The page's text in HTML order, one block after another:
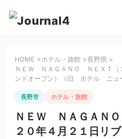
HOME >ホテル・旅館 >長野県 >
ＮＥＷ ＮＡＧＡＮＯ ＮＥＸＴ（
ンドオープン）（旧 ホテル ニュ
長野市 ホテル・旅館
ＮＥＷ ＮＡＧＡＮ
２０年４月２１日リ